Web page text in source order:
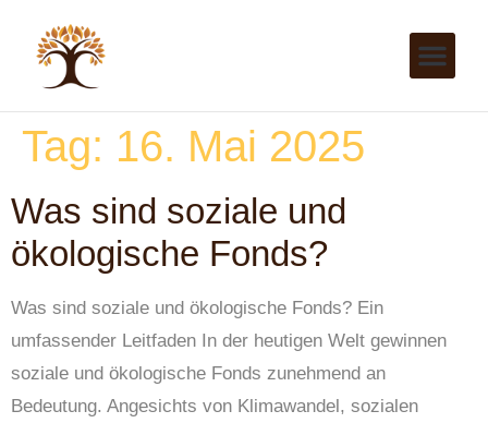
Tag: 16. Mai 2025
Was sind soziale und
ökologische Fonds?
Was sind soziale und ökologische Fonds? Ein
umfassender Leitfaden In der heutigen Welt gewinnen
soziale und ökologische Fonds zunehmend an
Bedeutung. Angesichts von Klimawandel, sozialen